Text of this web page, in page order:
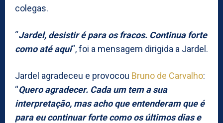
colegas.
“Jardel, desistir é para os fracos. Continua forte
como até aqui“, foi a mensagem dirigida a Jardel.
Jardel agradeceu e provocou Bruno de Carvalho:
“Quero agradecer. Cada um tem a sua
interpretação, mas acho que entenderam que é
para eu continuar forte como os últimos dias e